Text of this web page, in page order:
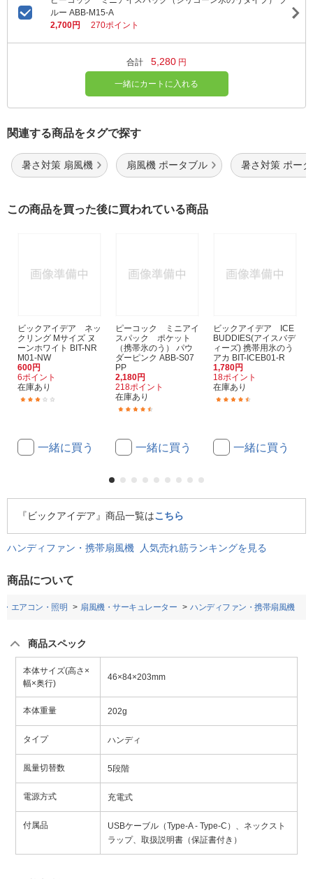
ルー ABB-M15-A
2,700円
270ポイント
合計 5,280 円
一緒にカートに入れる
関連する商品をタグで探す
暑さ対策 扇風機 扇風機 ポータブル 暑さ対策 ポー
この商品を買った後に買われている商品
ビックアイデア ネッ
クリング Mサイズ ヌ
ーンホワイト BIT-NR
M01-NW
600円
6ポイント
在庫あり
一緒に買う
ピーコック ミニアイ
スパック ポケット
（携帯氷のう） パウ
ダーピンク ABB-S07
PP
2,180円
218ポイント
在庫あり
一緒に買う
ビックアイデア ICE
BUDDIES(アイスバデ
ィーズ) 携帯用氷のう
アカ BIT-ICEB01-R
1,780円
18ポイント
在庫あり
一緒に買う
『ビックアイデア』商品一覧はこちら
ハンディファン・携帯扇風機 人気売れ筋ランキングを見る
商品について
・エアコン・照明 扇風機・サーキュレーター ハンディファン・携帯扇風機
商品スペック
本体サイズ(高さ×
幅×奥行)
46×84×203mm
本体重量 202g
タイプ ハンディ
風量切替数 5段階
電源方式 充電式
付属品
USBケーブル（Type-A - Type-C）、ネックスト
ラップ、取扱説明書（保証書付き）